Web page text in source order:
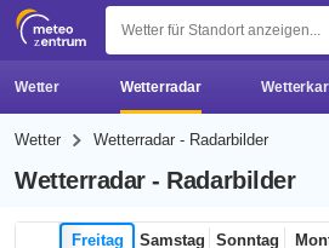
z
Wetter Wetterradar
Wetter Wetterradar - Radarbilder
Wetterradar - Radarbilder
Freitag
Samstag
Sonntag